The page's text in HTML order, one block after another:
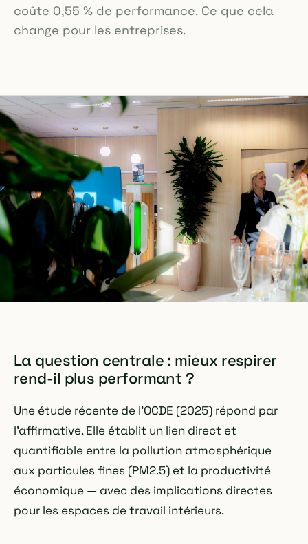
coûte 0,55 % de performance. Ce que cela
change pour les entreprises.
La question centrale : mieux respirer
rend-il plus performant ?
Une étude récente de l'OCDE (2025) répond par
l'affirmative. Elle établit un lien direct et
quantifiable entre la pollution atmosphérique
aux particules fines (PM2.5) et la productivité
économique — avec des implications directes
pour les espaces de travail intérieurs.